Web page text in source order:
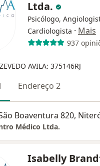
Ltda.
Psicólogo,
Cardiologista · Mais
937
AVILA: 375146RJ
Endereço 2
Boaventura 820,
Médico Ltda.
Isabelly